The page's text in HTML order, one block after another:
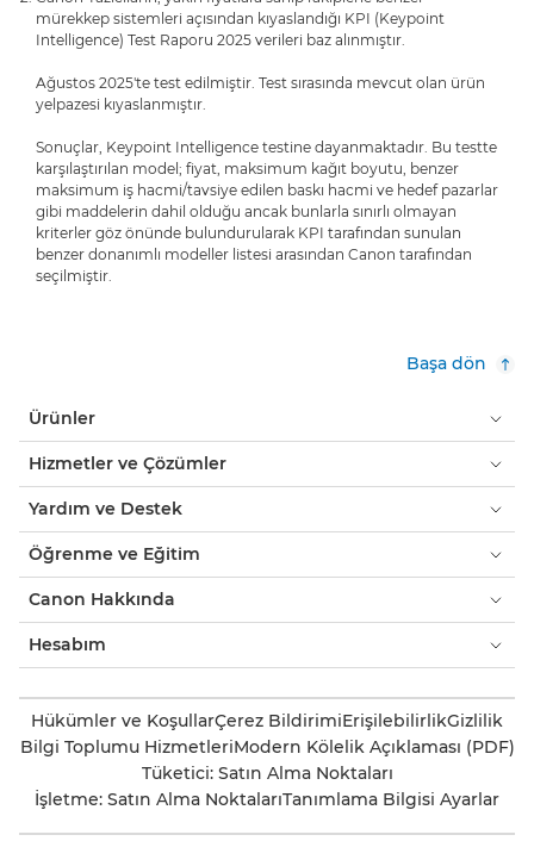
mürekkep sistemleri açısından kıyaslandığı KPI (Keypoint
Intelligence) Test Raporu 2025 verileri baz alınmıştır.
Ağustos 2025'te test edilmiştir. Test sırasında mevcut olan ürün
yelpazesi kıyaslanmıştır.
Sonuçlar, Keypoint Intelligence testine dayanmaktadır. Bu testte
karşılaştırılan model; fiyat, maksimum kağıt boyutu, benzer
maksimum iş hacmi/tavsiye edilen baskı hacmi ve hedef pazarlar
gibi maddelerin dahil olduğu ancak bunlarla sınırlı olmayan
kriterler göz önünde bulundurularak KPI tarafından sunulan
benzer donanımlı modeller listesi arasından Canon tarafından
seçilmiştir.
Başa dön
Ürünler
Hizmetler ve Çözümler
Yardım ve Destek
Öğrenme ve Eğitim
Canon Hakkında
Hesabım
Hükümler ve KoşullarÇerez BildirimiErişilebilirlikGizlilik
Bilgi Toplumu HizmetleriModern Kölelik Açıklaması (PDF)
Tüketici: Satın Alma Noktaları
İşletme: Satın Alma NoktalarıTanımlama Bilgisi Ayarlar